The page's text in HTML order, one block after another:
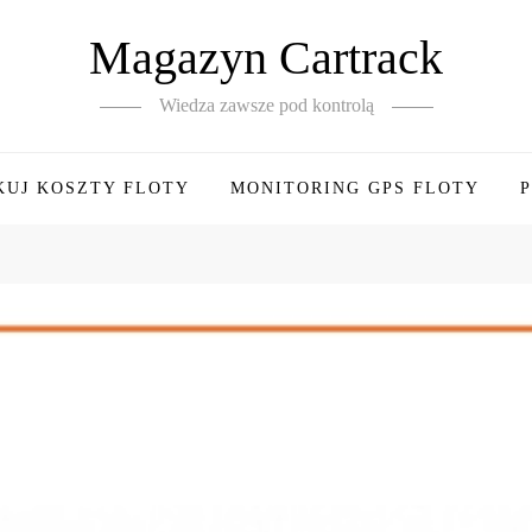
Magazyn Cartrack
Wiedza zawsze pod kontrolą
KOSZTY FLOTY MONITORING GPS FLOTY